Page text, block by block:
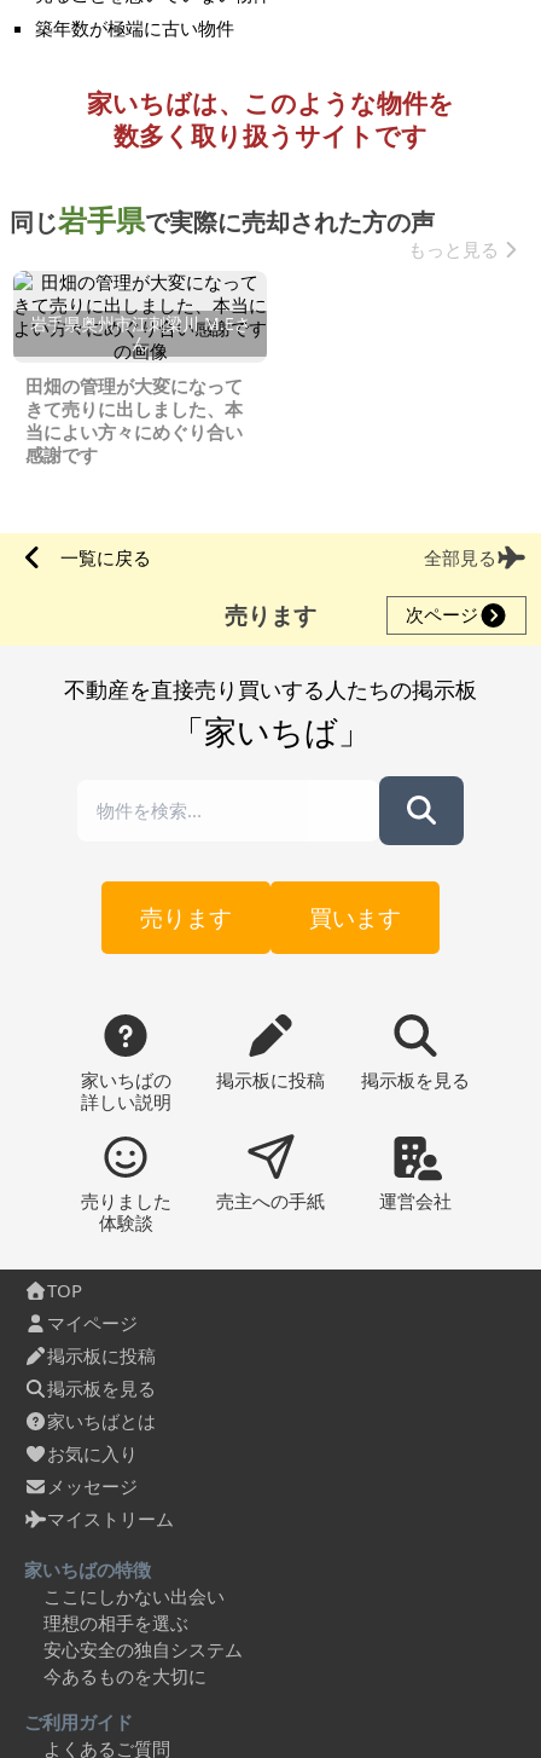
築年数が極端に古い物件
家いちばは、このような物件を
数多く取り扱うサイトです
同じ岩手県で実際に売却された方の声
もっと見る
岩手県奥州市江刺梁川 M.Eさ
ん
田畑の管理が大変になって
きて売りに出しました、本
当によい方々にめぐり合い
感謝です
一覧に戻る 全部見る
売ります 次ページ
不動産を直接売り買いする人たちの掲示板
「家いちば」
売ります 買います
家いちばの
詳しい説明
掲示板に投稿 掲示板 を見る
売りました
体験談
売主への手紙 運営会社
TOP
マイページ
掲示板に投稿
掲示板を見る
家いちばとは
お気に入り
メッセージ
マイストリーム
家いちばの特徴
ここにしかない出会い
理想の相手を選ぶ
安心安全の独自システム
今あるものを大切に
ご利用ガイド
よくあるご質問